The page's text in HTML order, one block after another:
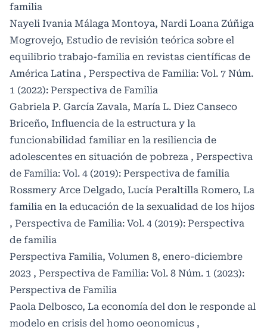
familia
Nayeli Ivania Málaga Montoya, Nardi Loana Zúñiga
Mogrovejo, Estudio de revisión teórica sobre el
equilibrio trabajo-familia en revistas científicas de
América Latina , Perspectiva de Familia: Vol. 7 Núm.
1 (2022): Perspectiva de Familia
Gabriela P. García Zavala, María L. Diez Canseco
Briceño, Influencia de la estructura y la
funcionabilidad familiar en la resiliencia de
adolescentes en situación de pobreza , Perspectiva
de Familia: Vol. 4 (2019): Perspectiva de familia
Rossmery Arce Delgado, Lucía Peraltilla Romero, La
familia en la educación de la sexualidad de los hijos
, Perspectiva de Familia: Vol. 4 (2019): Perspectiva
de familia
Perspectiva Familia, Volumen 8, enero-diciembre
2023 , Perspectiva de Familia: Vol. 8 Núm. 1 (2023):
Perspectiva de Familia
Paola Delbosco, La economía del don le responde al
modelo en crisis del homo oeonomicus ,